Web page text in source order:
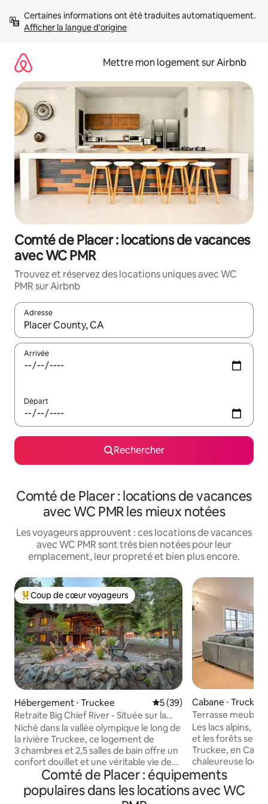
directement
Afficher la langue d'origine
Mettre mon logement sur Airbnb
Comté de Placer : locations de vacances
avec WC PMR
Trouvez et réservez des locations uniques avec WC
PMR sur Airbnb
Adresse
Lorsque les résultats s'affichent, utilisez les flèches vers le
Arrivée
Départ
Rechercher
Comté de Placer : locations de vacances
avec WC PMR les mieux notées
Les voyageurs approuvent : ces locations de vacances
avec WC PMR sont très bien notées pour leur
emplacement, leur propreté et bien plus encore.
Coups de cœur voyageurs les plus appréciés
Coup de cœur voyageurs
Hébergement ⋅ Truckee Évaluation moyenne sur la
5 (39)
Retraite Big Chief River - Située sur la
rivière Truckee
Niché dans la vallée olympique le long de
la rivière Truckee, ce logement de
3 chambres et 2,5 salles de bain offre un
confort douillet et une véritable vie de
montagne. Profitez d’un accès à la
rivière pour la pêche à la mouche, d’un
foyer en bord de rivière, du chauffage
Cabane ⋅ Truckee
Terrasse
navette
Les lacs alpins,
et les forêts
Truckee, en
chaleureuse
chambres et 2
endroit idéal
pour vous sentir
Comté de Placer : équipements
populaires dans les locations avec WC